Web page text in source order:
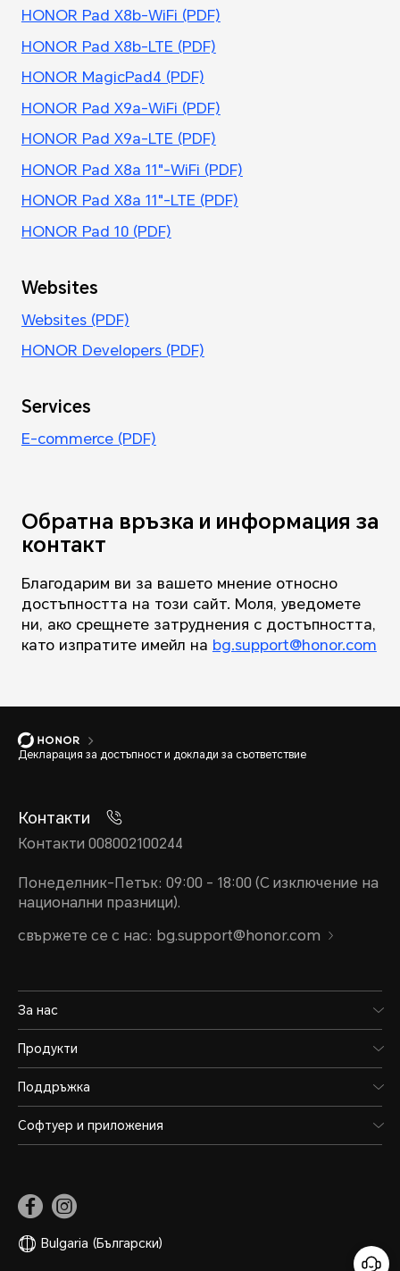
HONOR Pad X8b-WiFi (PDF)
HONOR Pad X8b-LTE (PDF)
HONOR MagicPad4 (PDF)
HONOR Pad X9a-WiFi (PDF)
HONOR Pad X9a-LTE (PDF)
HONOR Pad X8a 11"-WiFi (PDF)
HONOR Pad X8a 11"-LTE (PDF)
HONOR Pad 10 (PDF)
Websites
Websites (PDF)
HONOR Developers (PDF)
Services
E-commerce (PDF)
Обратна връзка и информация за
контакт
Благодарим ви за вашето мнение относно
достъпността на този сайт. Моля, уведомете
ни, ако срещнете затруднения с достъпността,
като изпратите имейл на bg.support@honor.com
Декларация за достъпност и доклади за съответствие
Контакти
Контакти 008002100244
Понеделник-Петък: 09:00 - 18:00 (С изключение на
национални празници).
свържете се с нас: bg.support@honor.com
За нас
Продукти
Поддръжка
Софтуер и приложения
Bulgaria (Български)